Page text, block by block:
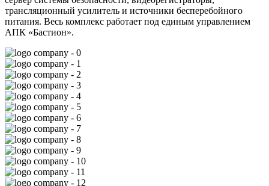
трансляционный усилитель и источники бесперебойного
питания. Весь комплекс работает под единым управлением
АПК «Бастион».